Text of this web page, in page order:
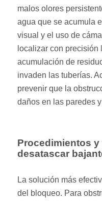
malos olores
agua que se acumula
visual y el uso de
localizar con
acumulación de
invaden las tuberías.
prevenir que la
daños en las paredes
Procedimientos
desatascar
La solución más
del bloqueo. Para